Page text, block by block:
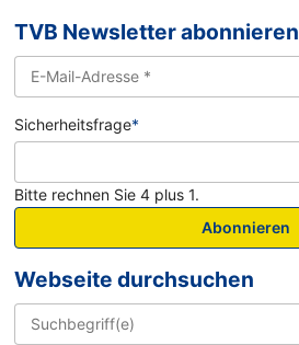
TVB Newsletter abonnieren
Sicherheitsfrage*
Bitte rechnen Sie 4 plus 1.
Abonnieren
Webseite durchsuchen